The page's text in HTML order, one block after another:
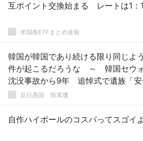
互ポイント交換始まる レートは1：1
米国株ETFまとめ速報
韓国が韓国であり続ける限り同じよ
件が起こるだろうな ～ 韓国セウ
沈没事故から9年 追悼式で遺族「安
会を」反日愚国 恨寓瘻
自作ハイボールのコスパってスゴイ